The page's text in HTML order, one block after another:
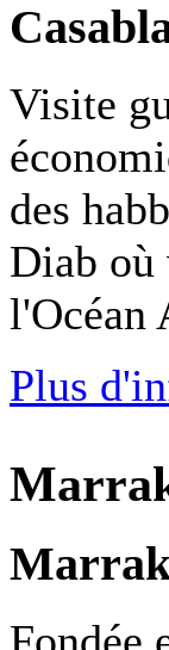
Visite
des
Diab où
l'Océan
Plus